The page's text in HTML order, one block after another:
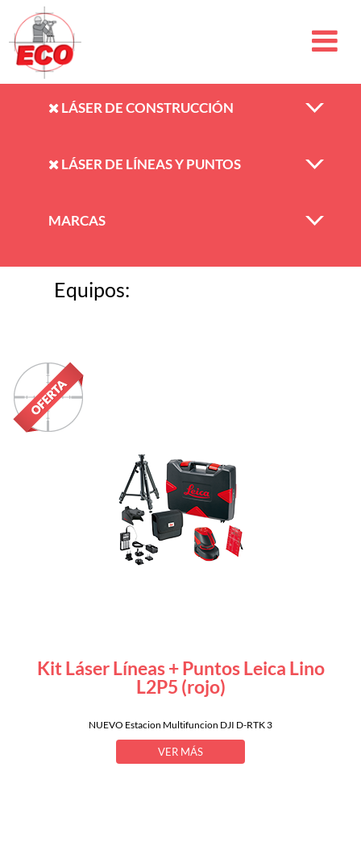
LÁSER DE CONSTRUCCIÓN
LÁSER DE LÍNEAS Y PUNTOS
MARCAS
Equipos:
Kit Láser Líneas + Puntos Leica Lino
L2P5 (rojo)
NUEVO Estacion Multifuncion DJI D-RTK 3
VER MÁS